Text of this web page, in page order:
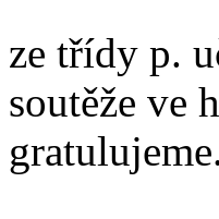
ze třídy p.
soutěže ve